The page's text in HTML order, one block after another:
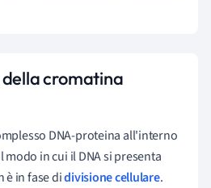
cromatina
DNA-proteina all'interno
in cui il DNA si presenta
è in fase didivisione cellulare.